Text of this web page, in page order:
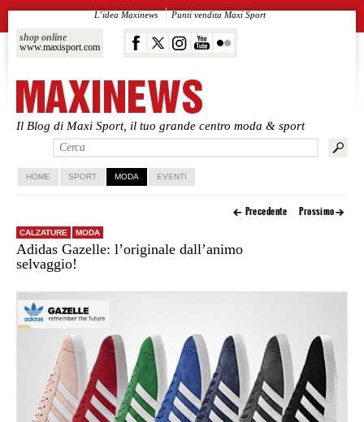
Il Blog di Maxi Sport, il tuo grande centro moda & sport
shop online
www.maxisport.com
L’idea Maxinews Punti vendita Maxi Sport
Vai al contenuto principale
Vai al contenuto secondario
HOME SPORT MODA EVENTI
Precedente Prossimo
CALZATURE MODA
Adidas Gazelle: l’originale dall’animo
selvaggio!